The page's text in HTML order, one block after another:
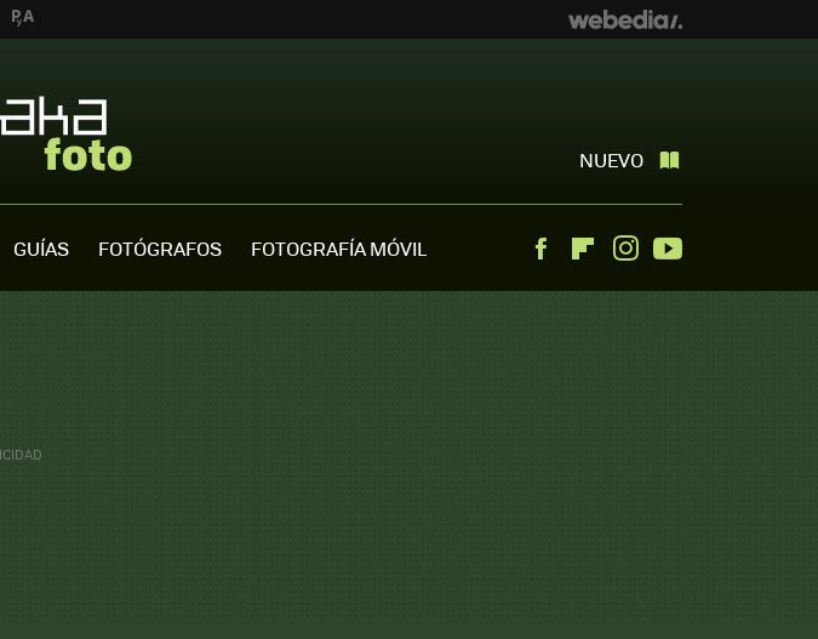
NUEVO
GUÍAS FOTÓGRAFOS FOTOGRAFÍA MÓVIL FacebookFlipboardInstagram